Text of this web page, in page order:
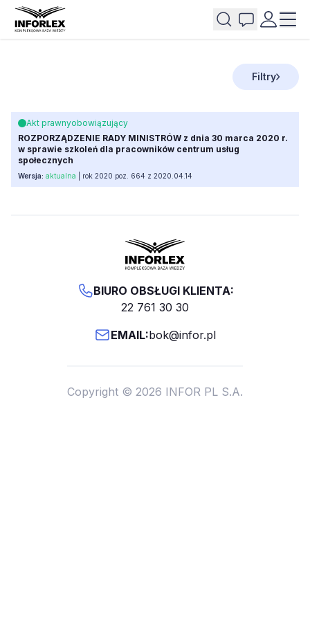
Filtry
Akt prawnyobowiązujący
ROZPORZĄDZENIE RADY MINISTRÓW z dnia 30 marca 2020 r.
w sprawie szkoleń dla pracowników centrum usług
społecznych
Wersja: aktualna | rok 2020 poz. 664 z 2020.04.14
BIURO OBSŁUGI KLIENTA:
22 761 30 30
EMAIL:bok@infor.pl
Copyright © 2026 INFOR PL S.A.